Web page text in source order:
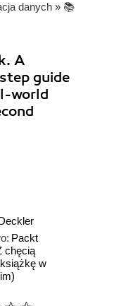
danych » 📚
A
guide
world
Packt
chęcią
w